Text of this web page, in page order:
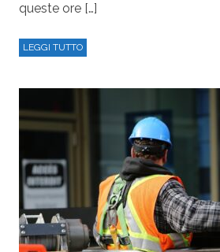
queste ore […]
LEGGI TUTTO